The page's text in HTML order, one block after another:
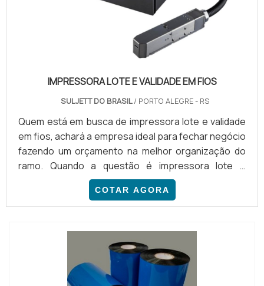
IMPRESSORA LOTE E VALIDADE EM FIOS
SULJETT DO BRASIL/ PORTO ALEGRE - RS
Quem está em busca de impressora lote e validade
em fios, achará a empresa ideal para fechar negócio
fazendo um orçamento na melhor organização do
ramo. Quando a questão é impressora lote e
validade em fios, com a equipe da Suljett do Brasil
conseguirá eficiência com assessoria técnica
especializada.DETALHES SOBRE A IMPRESSORA
eficientes de demonstrar competência e excelência
em uma área de atua...
COTAR AGORA